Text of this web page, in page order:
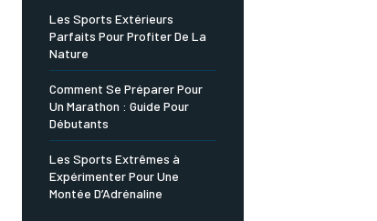
Les Sports Extérieurs
Parfaits Pour Profiter De La
Nature
Comment Se Préparer Pour
Un Marathon : Guide Pour
Débutants
Les Sports Extrêmes à
Expérimenter Pour Une
Montée D’Adrénaline